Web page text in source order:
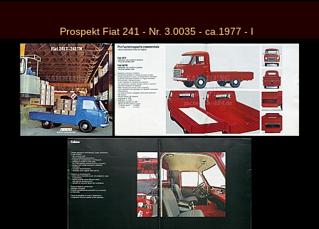
Prospekt Fiat 241 - Nr. 3.0035 - ca.1977 - I